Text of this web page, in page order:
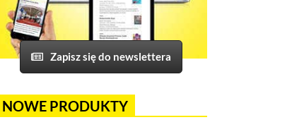
Zapisz się do newslettera
NOWE PRODUKTY